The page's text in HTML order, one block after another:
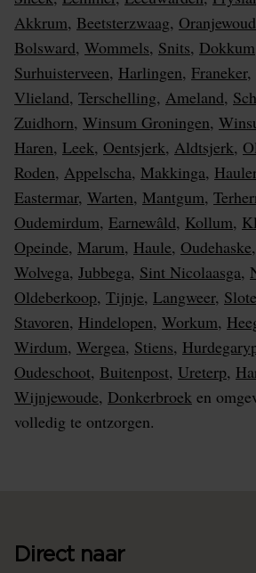
Akkrum, Beetsterzwaag, Oranjewoud
Bolsward, Wommels, Snits, Dokkum
Surhuisterveen, Harlingen, Franeker,
Vlieland, Terschelling, Ameland,
Zuidhorn, Winsum Groningen,
Haren, Leek, Oentsjerk, Aldtsjerk,
Roden, Appelscha, Makkinga,
Eastermar, Warten, Mantgum,
Oudemirdum, Earnewâld, Kollum,
Opeinde, Marum, Haule, Oudehaske,
Wolvega, Jubbega, Sint Nicolaasga,
Oldeberkoop, Tijnje, Langweer,
Stavoren, Hindelopen, Workum,
Wirdum, Wergea, Stiens,
Oudeschoot, Buitenpost, Ureterp,
Wijnjewoude, Donkerbroek en
volledig te ontzorgen.
Direct naar